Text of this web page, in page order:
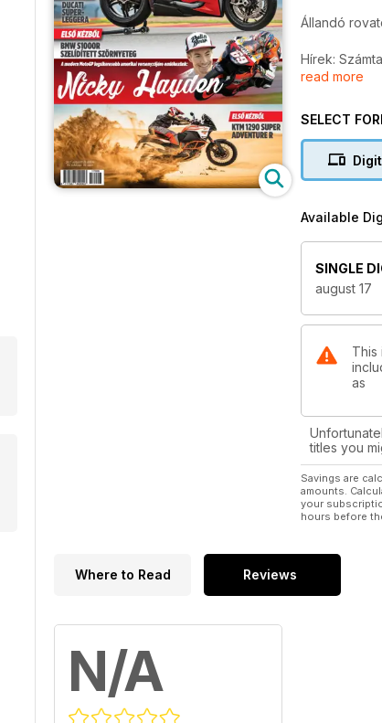
Állandó
Hírek:
Szupercucc:
Jogi esetek:
P1race.hu
Tesztek,
Első kézből
BMW S1000R
Tényleg kell
Első kézből
Triumph
Klasszikus
Első kézből
BMW R
Jól megy?
Első kézből
KTM 1290
Nicky Hayden
read more
SELECT
Available
SINGLE
august 17
This
as
titles you
Savings are
amounts.
your
hours before
Where to Read Reviews
N/A